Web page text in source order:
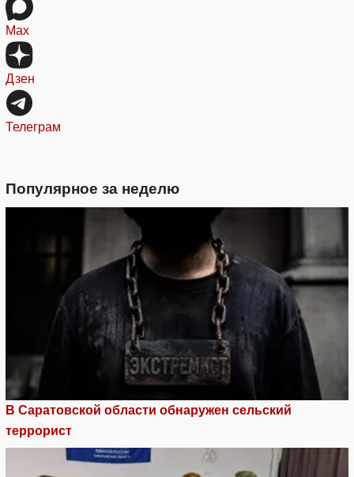
Max
Дзен
Телеграм
Популярное за неделю
В Саратовской области обнаружен сельский
террорист